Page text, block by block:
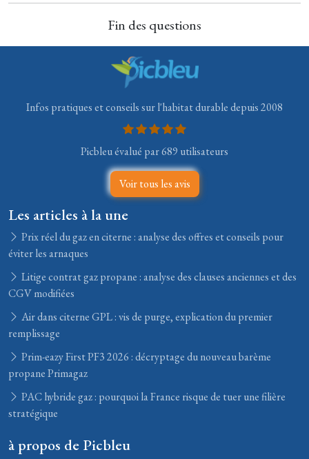
Fin des questions
Infos pratiques et conseils sur l'habitat durable depuis 2008
Picbleu évalué par 689 utilisateurs
Voir tous les avis
Les articles à la une
Prix réel du gaz en citerne : analyse des offres et conseils pour
éviter les arnaques
Litige contrat gaz propane : analyse des clauses anciennes et des
CGV modifiées
Air dans citerne GPL : vis de purge, explication du premier
remplissage
Prim-eazy First PF3 2026 : décryptage du nouveau barème
propane Primagaz
PAC hybride gaz : pourquoi la France risque de tuer une filière
stratégique
à propos de Picbleu